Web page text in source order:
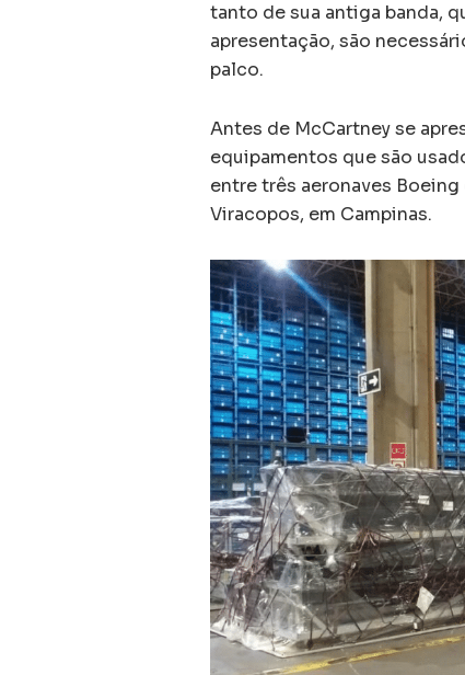
tanto de sua antiga banda,
apresentação, são
palco.
Antes de McCartney se
equipamentos que são
entre três aeronaves
Viracopos, em Campinas.